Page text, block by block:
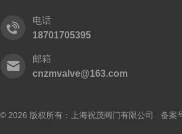
电话
18701705395
邮箱
cnzmvalve@163.com
© 2026 版权所有：上海祝茂阀门有限公司 备案